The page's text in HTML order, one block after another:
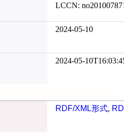
LCCN:
2024-05-10
2024-05-
RDF/XML形式,